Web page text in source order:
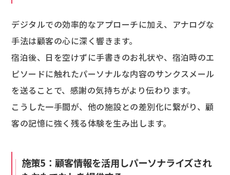
デジタルでの効率的なアプローチに加え、アナログな
手法は顧客の心に深く響きます。
宿泊後、日を空けずに手書きのお礼状や、宿泊時のエ
ピソードに触れたパーソナルな内容のサンクスメール
を送ることで、感謝の気持ちがより伝わります。
こうした一手間が、他の施設との差別化に繋がり、顧
客の記憶に強く残る体験を生み出します。
施策5：顧客情報を活用しパーソナライズされ